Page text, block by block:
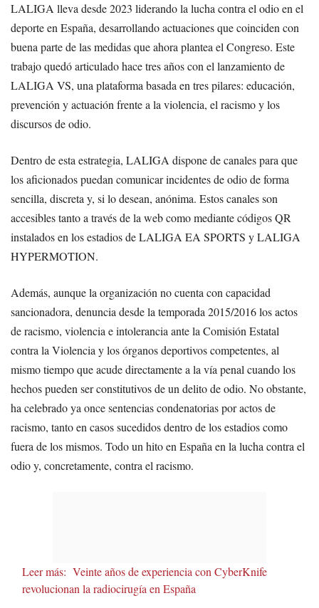
LALIGA lleva desde 2023 liderando la lucha contra el odio en el
deporte en España, desarrollando actuaciones que coinciden con
buena parte de las medidas que ahora plantea el Congreso. Este
trabajo quedó articulado hace tres años con el lanzamiento de
LALIGA VS, una plataforma basada en tres pilares: educación,
prevención y actuación frente a la violencia, el racismo y los
discursos de odio.
Dentro de esta estrategia, LALIGA dispone de canales para que
los aficionados puedan comunicar incidentes de odio de forma
sencilla, discreta y, si lo desean, anónima. Estos canales son
accesibles tanto a través de la web como mediante códigos QR
instalados en los estadios de LALIGA EA SPORTS y LALIGA
HYPERMOTION.
Además, aunque la organización no cuenta con capacidad
sancionadora, denuncia desde la temporada 2015/2016 los actos
de racismo, violencia e intolerancia ante la Comisión Estatal
contra la Violencia y los órganos deportivos competentes, al
mismo tiempo que acude directamente a la vía penal cuando los
hechos pueden ser constitutivos de un delito de odio. No obstante,
ha celebrado ya once sentencias condenatorias por actos de
racismo, tanto en casos sucedidos dentro de los estadios como
fuera de los mismos. Todo un hito en España en la lucha contra el
odio y, concretamente, contra el racismo.
Leer más: Veinte años de experiencia con CyberKnife
revolucionan la radiocirugía en España